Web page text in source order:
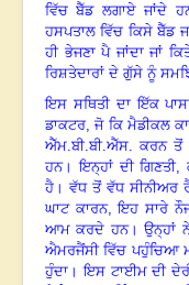
ਵਿੱਚ ਬੈੱਡ ਲਗਾਏ ਜਾਂਦੇ
ਹਸਪਤਾਲ ਵਿੱਚ ਕਿਸੇ ਬੈੱਡ
ਹੀ ਭੇਜਣਾ ਪੈ ਜਾਂਦਾ ਜਾਂ
ਰਿਸ਼ਤੇਦਾਰਾਂ ਦੇ ਗੁੱਸੇ ਨੂੰ
ਇਸ ਸਥਿਤੀ ਦਾ ਇੱਕ
ਡਾਕਟਰ, ਜੋ ਕਿ ਮੈਡੀਕਲ
ਐੱਮ.ਬੀ.ਬੀ.ਐੱਸ. ਕਰਨ
ਹਨ।ਇਨ੍ਹਾਂ ਦੀ ਗਿਣਤੀ,
ਹੈ । ਵੱਧ ਤੋਂ ਵੱਧ ਸੀਨੀਅਰ
ਘਾਟ ਕਾਰਨ, ਇਹ ਸਾਰੇ
ਆਮ ਕਰਦੇ ਹਨ।ਉਨ੍ਹਾਂ
ਐਮਰਜੈਂਸੀ ਵਿੱਚ ਪਹੁੰਚਿਆ
ਹੁੰਦਾ ।ਇਸ ਟਾਈਮ ਦੀ